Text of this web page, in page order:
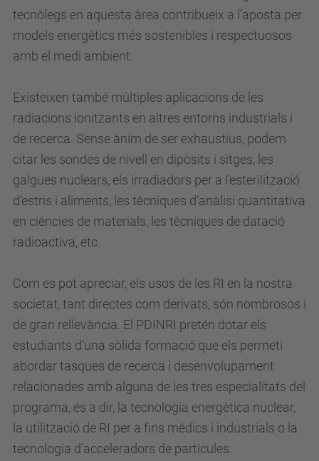
tecnòlegs en aquesta àrea contribueix a l’aposta per
models energètics més sostenibles i respectuosos
amb el medi ambient.
Existeixen també múltiples aplicacions de les
radiacions ionitzants en altres entorns industrials i
de recerca. Sense ànim de ser exhaustius, podem
citar les sondes de nivell en dipòsits i sitges, les
galgues nuclears, els irradiadors per a l’esterilització
d’estris i aliments, les tècniques d’anàlisi quantitativa
en ciències de materials, les tècniques de datació
radioactiva, etc.
Com es pot apreciar, els usos de les RI en la nostra
societat, tant directes com derivats, són nombrosos i
de gran rellevància. El PDINRI pretén dotar els
estudiants d’una sòlida formació que els permeti
abordar tasques de recerca i desenvolupament
relacionades amb alguna de les tres especialitats del
programa, és a dir, la tecnologia energètica nuclear,
la utilització de RI per a fins mèdics i industrials o la
tecnologia d’acceleradors de partícules.